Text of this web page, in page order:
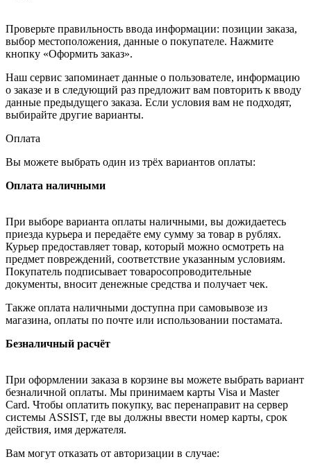
Проверьте правильность ввода информации: позиции заказа,
выбор местоположения, данные о покупателе. Нажмите
кнопку «Оформить заказ».
Наш сервис запоминает данные о пользователе, информацию
о заказе и в следующий раз предложит вам повторить к вводу
данные предыдущего заказа. Если условия вам не подходят,
выбирайте другие варианты.
Оплата
Вы можете выбрать один из трёх вариантов оплаты:
Оплата наличными
При выборе варианта оплаты наличными, вы дожидаетесь
приезда курьера и передаёте ему сумму за товар в рублях.
Курьер предоставляет товар, который можно осмотреть на
предмет повреждений, соответствие указанным условиям.
Покупатель подписывает товаросопроводительные
документы, вносит денежные средства и получает чек.
Также оплата наличными доступна при самовывозе из
магазина, оплаты по почте или использовании постамата.
Безналичный расчёт
При оформлении заказа в корзине вы можете выбрать вариант
безналичной оплаты. Мы принимаем карты Visa и Master
Card. Чтобы оплатить покупку, вас перенаправит на сервер
системы ASSIST, где вы должны ввести номер карты, срок
действия, имя держателя.
Вам могут отказать от авторизации в случае: